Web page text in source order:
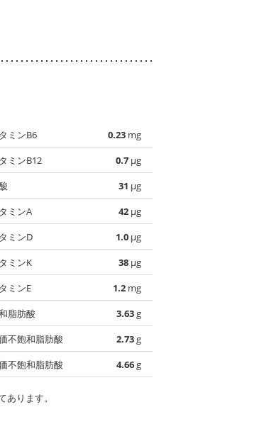
ミンB6 0.23 mg
ミンB12
0.7 µg
31 µg
ミンA
42 µg
ミンD
1.0 µg
ミンK
38 µg
ミンE
1.2 mg
脂肪酸
3.63g
不飽和脂肪酸
2.73g
不飽和脂肪酸
4.66g
ります。